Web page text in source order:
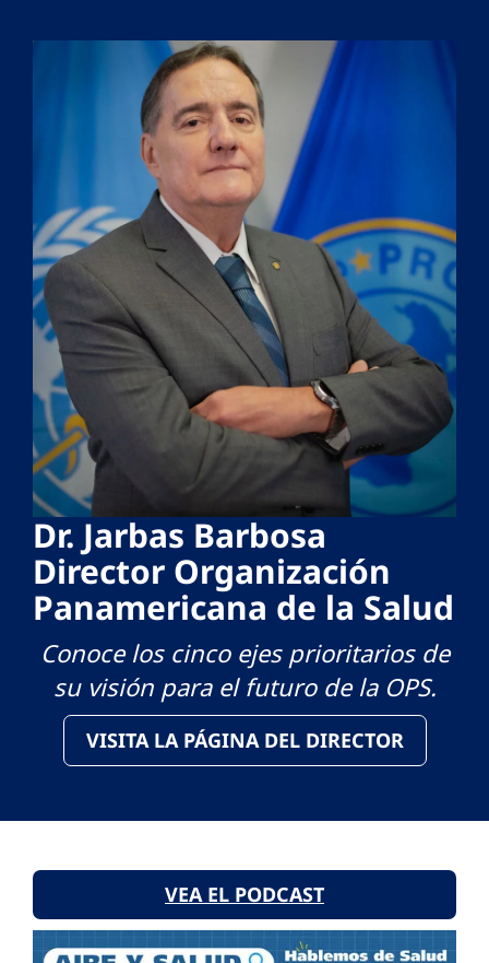
Dr. Jarbas Barbosa
Director Organización
Panamericana de la Salud
Conoce los cinco ejes prioritarios de
su visión para el futuro de la OPS.
VISITA LA PÁGINA DEL DIRECTOR
VEA EL PODCAST